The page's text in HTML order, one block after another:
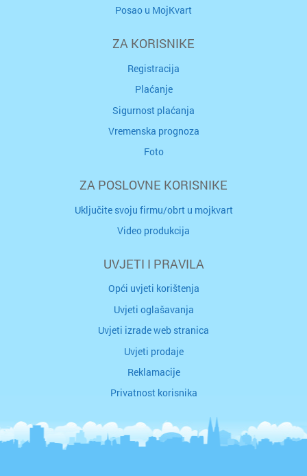
Posao u MojKvart
ZA KORISNIKE
Registracija
Plaćanje
Sigurnost plaćanja
Vremenska prognoza
Foto
ZA POSLOVNE KORISNIKE
Uključite svoju firmu/obrt u mojkvart
Video produkcija
UVJETI I PRAVILA
Opći uvjeti korištenja
Uvjeti oglašavanja
Uvjeti izrade web stranica
Uvjeti prodaje
Reklamacije
Privatnost korisnika